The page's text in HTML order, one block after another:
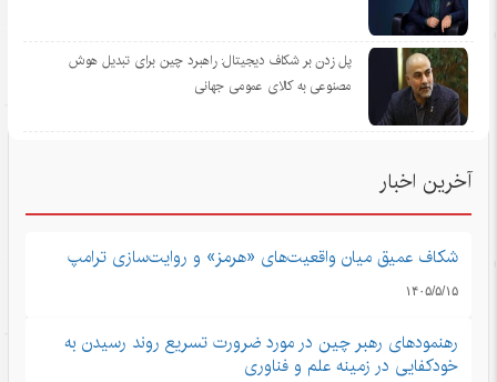
پل زدن بر شکاف دیجیتال: راهبرد چین برای تبدیل هوش
مصنوعی به کالای عمومی جهانی
آخرین اخبار
شکاف عمیق میان واقعیت‌های «هرمز» و روایت‌سازی ترامپ
۱۴۰۵/۵/۱۵
رهنمودهای رهبر چین در مورد ضرورت تسریع روند رسیدن به
خودکفایی در زمینه علم و فناوری